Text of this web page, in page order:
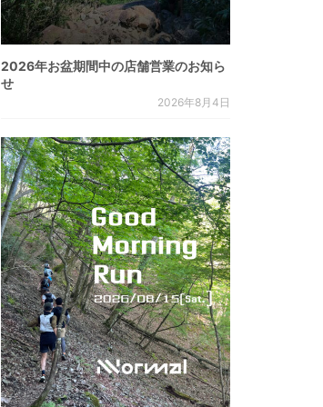
2026年お盆期間中の店舗営業のお知ら
せ
2026年8月4日